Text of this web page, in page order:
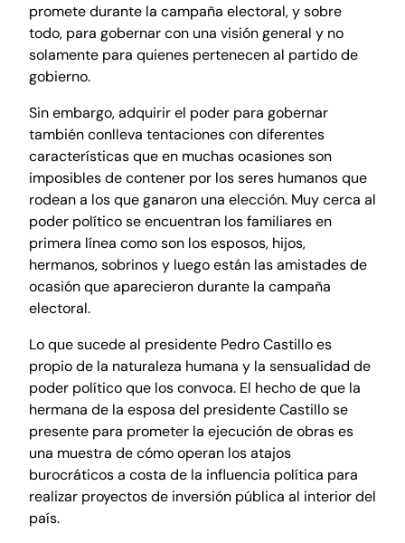
promete durante la campaña electoral, y sobre
todo, para gobernar con una visión general y no
solamente para quienes pertenecen al partido de
gobierno.
Sin embargo, adquirir el poder para gobernar
también conlleva tentaciones con diferentes
características que en muchas ocasiones son
imposibles de contener por los seres humanos que
rodean a los que ganaron una elección. Muy cerca al
poder político se encuentran los familiares en
primera línea como son los esposos, hijos,
hermanos, sobrinos y luego están las amistades de
ocasión que aparecieron durante la campaña
electoral.
Lo que sucede al presidente Pedro Castillo es
propio de la naturaleza humana y la sensualidad de
poder político que los convoca. El hecho de que la
hermana de la esposa del presidente Castillo se
presente para prometer la ejecución de obras es
una muestra de cómo operan los atajos
burocráticos a costa de la influencia política para
realizar proyectos de inversión pública al interior del
país.